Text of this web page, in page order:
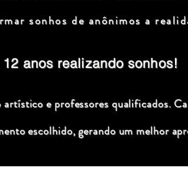
sonhos de anônimos a
anos realizando sonhos!
e professores qualificados.
escolhido, gerando um melhor